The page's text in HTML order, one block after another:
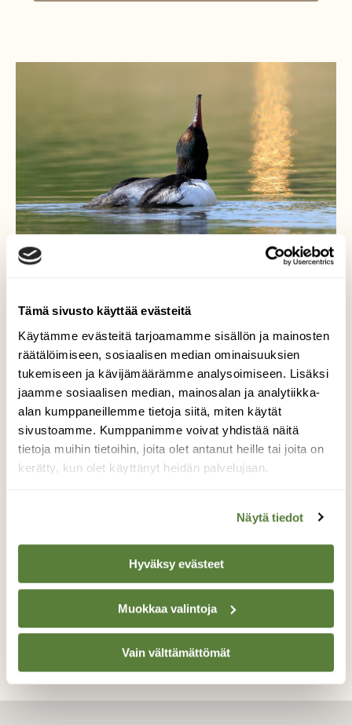
Tämä sivusto käyttää evästeitä
Käytämme evästeitä tarjoamamme sisällön ja mainosten
räätälöimiseen, sosiaalisen median ominaisuuksien
tukemiseen ja kävijämäärämme analysoimiseen. Lisäksi
jaamme sosiaalisen median, mainosalan ja analytiikka-
alan kumppaneillemme tietoja siitä, miten käytät
sivustoamme. Kumppanimme voivat yhdistää näitä
tietoja muihin tietoihin, joita olet antanut heille tai joita on
kerätty, kun olet käyttänyt heidän palvelujaan.
Näytä tiedot
Hyväksy evästeet
Muokkaa valintoja
Vain välttämättömät
Isokoskelo
Tyylikäs ja hieman erilainen poseeraus kun
sattui juomaan juuri kuvanottohetkellä.
Myös vedessä oleva heijastus on hyvinkin
komea, itselläni ei vain ole pienintäkään
hajua mikä sen aiheutti - se on kolmessa
kuvassa ja muissa hävinnyt, ei siis ole lisätty
Valokuvaaja: Jouni Kalliomäki, Helsinki 18.5.2026